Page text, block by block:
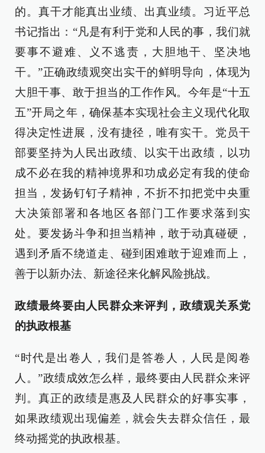
的。真干才能真出业绩、出真业绩。习近平总
书记指出：“凡是有利于党和人民的事，我们就
要事不避难、义不逃责，大胆地干、坚决地
干。”正确政绩观突出实干的鲜明导向，体现为
大胆干事、敢于担当的工作作风。今年是“十五
五”开局之年，确保基本实现社会主义现代化取
得决定性进展，没有捷径，唯有实干。党员干
部要坚持为人民出政绩、以实干出政绩，以功
成不必在我的精神境界和功成必定有我的使命
担当，发扬钉钉子精神，不折不扣把党中央重
大决策部署和各地区各部门工作要求落到实
处。要发扬斗争和担当精神，敢于动真碰硬，
遇到矛盾不绕道走、碰到困难敢于迎难而上，
善于以新办法、新途径来化解风险挑战。
政绩最终要由人民群众来评判，政绩观关系党
的执政根基
“时代是出卷人，我们是答卷人，人民是阅卷
人。”政绩成效怎么样，最终要由人民群众来评
判。真正的政绩是惠及人民群众的好事实事，
如果政绩观出现偏差，就会失去群众信任，最
终动摇党的执政根基。